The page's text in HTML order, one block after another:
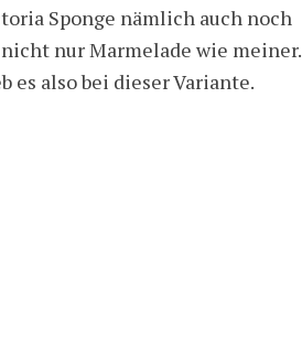
Sponge nämlich auch noch
nur Marmelade wie meiner.
es also bei dieser Variante.